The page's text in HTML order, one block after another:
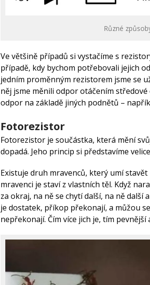
Různé
Ve většině případů si vystačíme s
případě, kdy bychom potřebovali jejich
jedním proměnným rezistorem jsme se
něj jsme měnili odpor otáčením
odpor na základě jiných podnětů –
Fotorezistor
Fotorezistor je součástka, která mění
dopadá. Jeho princip si představíme
Existuje druh mravenců, který umí
mravenci je staví z vlastních těl. Když
za okraj, na ně se chytí další, na ně
je dostatek, příkop překonají, a můžou
nepřekonají. Čím více jich je, tím